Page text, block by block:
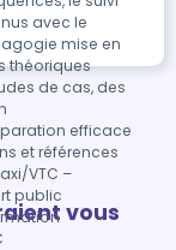
avec le
théoriques
de cas, des
efficace
VTC –
public
vous